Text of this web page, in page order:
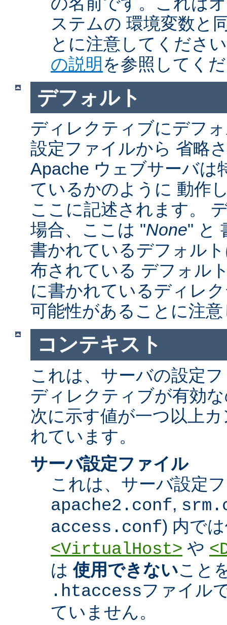
ステムの 環境変数と
とに注意してくださ
の説明 を参照してく
デフォルト
ディレクティブにデフ
設定ファイルから 省略
Apache ウェブサーバは
ているかのように 動作
ここに記述されます。
場合、ここは "None" と
書かれているデフォル
布されている デフォル
に書かれているディレ
可能性があることに注
コンテキスト
これは、サーバの設定
ディレクティブが有効
次に示す値が一つ以上
れています。
サーバ設定ファイル
これは、サーバ設定
apache2.conf,
access.conf) 内で
<VirtualHost> や
は使用できないこと
.htaccessファイル
ていません。